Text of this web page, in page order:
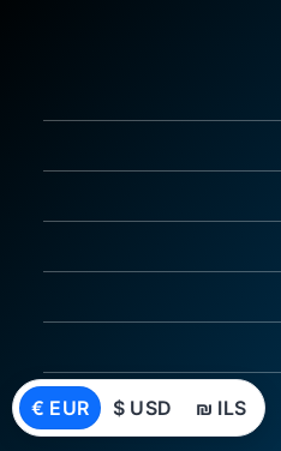
€ EUR $ USD ₪ ILS